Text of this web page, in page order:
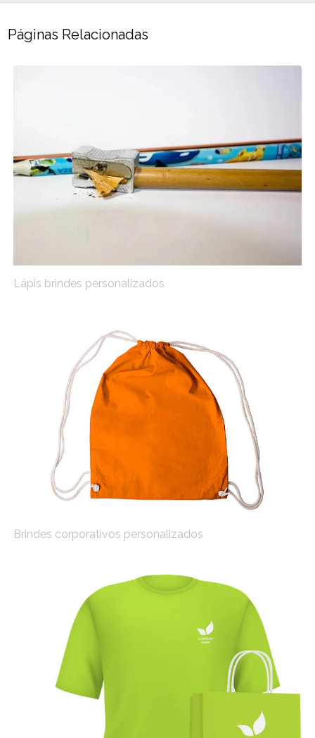
Páginas Relacionadas
Lápis brindes personalizados
Brindes corporativos personalizados